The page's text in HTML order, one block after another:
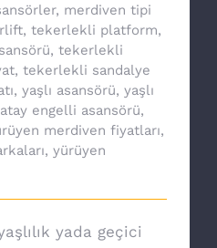
, merdiven tipi
, tekerlekli platform,
, tekerlekli
, tekerlekli sandalye
, yaşlı asansörü, yaşlı
engelli asansörü,
merdiven fiyatları,
, yürüyen
yada geçici